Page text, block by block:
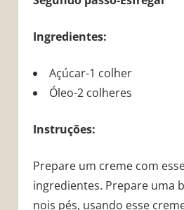
Ingredientes:
Açúcar-1 colher
Óleo-2 colheres
Instruções:
Prepare um creme com
ingredientes. Prepare uma
nois pés, usando esse